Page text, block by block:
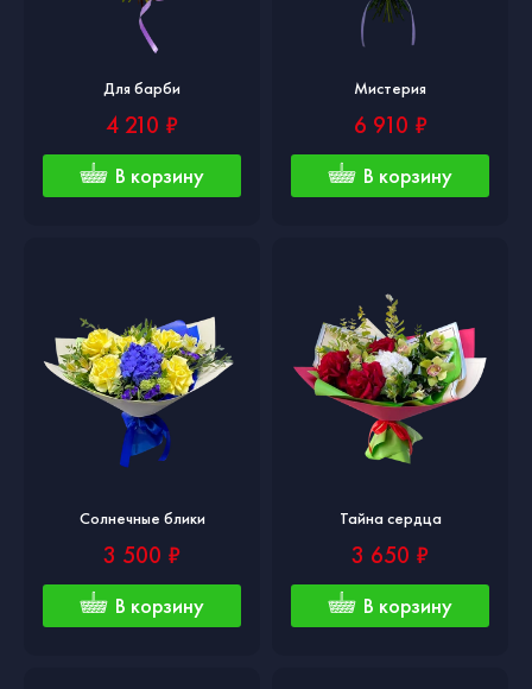
Для барби
4 210 ₽
В корзину
Мистерия
6 910 ₽
В корзину
Солнечные блики
3 500 ₽
В корзину
Тайна сердца
3 650 ₽
В корзину